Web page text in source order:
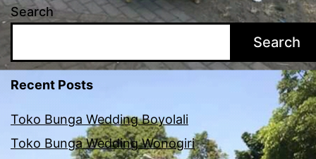
Search
Search
Recent Posts
Toko Bunga Wedding Boyolali
Toko Bunga Wedding Wonogiri